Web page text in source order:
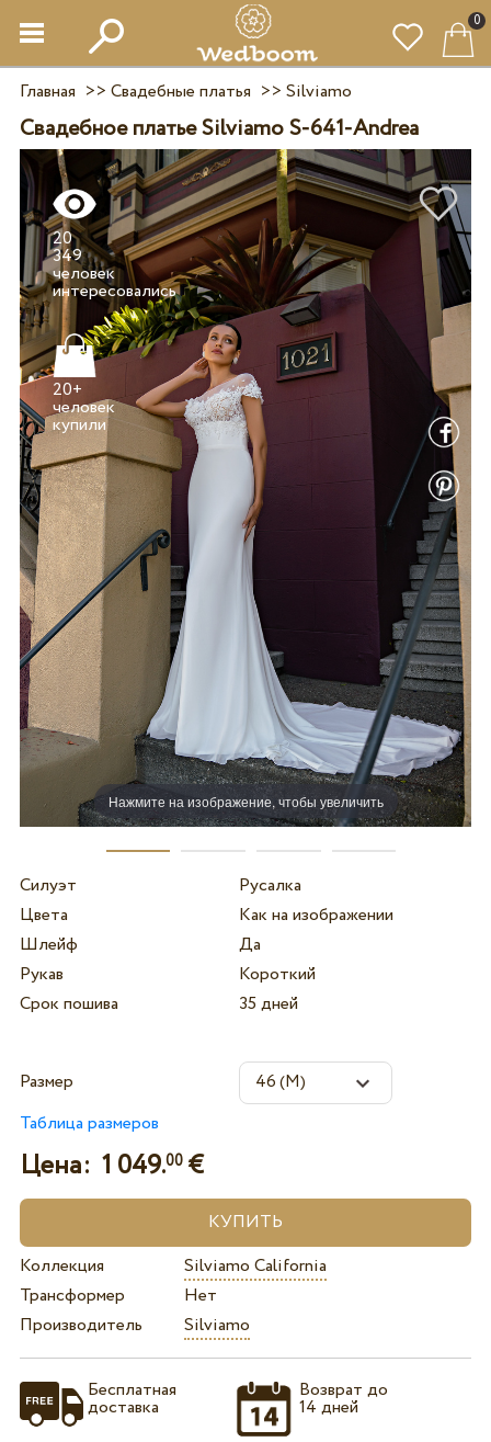
0
Главная >> Свадебные платья >> Silviamo
Свадебное платье Silviamo S-641-Andrea
Нажмите на изображение, чтобы увеличить
20
349
человек
интересовались
20+
человек
Силуэт
Русалка
Цвета
Как на изображении
Шлейф
Да
Рукав
Короткий
Срок пошива
35 дней
Размер
Таблица размеров
Цена: 1 049.00€
Коллекция
Silviamo California
Трансформер
Нет
Производитель
Silviamo
Бесплатная
доставка
Возврат до
14 дней